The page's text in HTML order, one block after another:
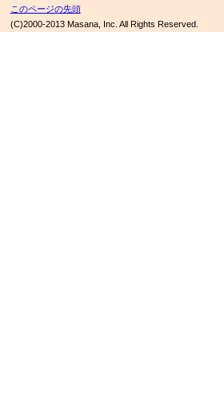
このページの先頭
(C)2000-2013 Masana, Inc. All Rights Reserved.